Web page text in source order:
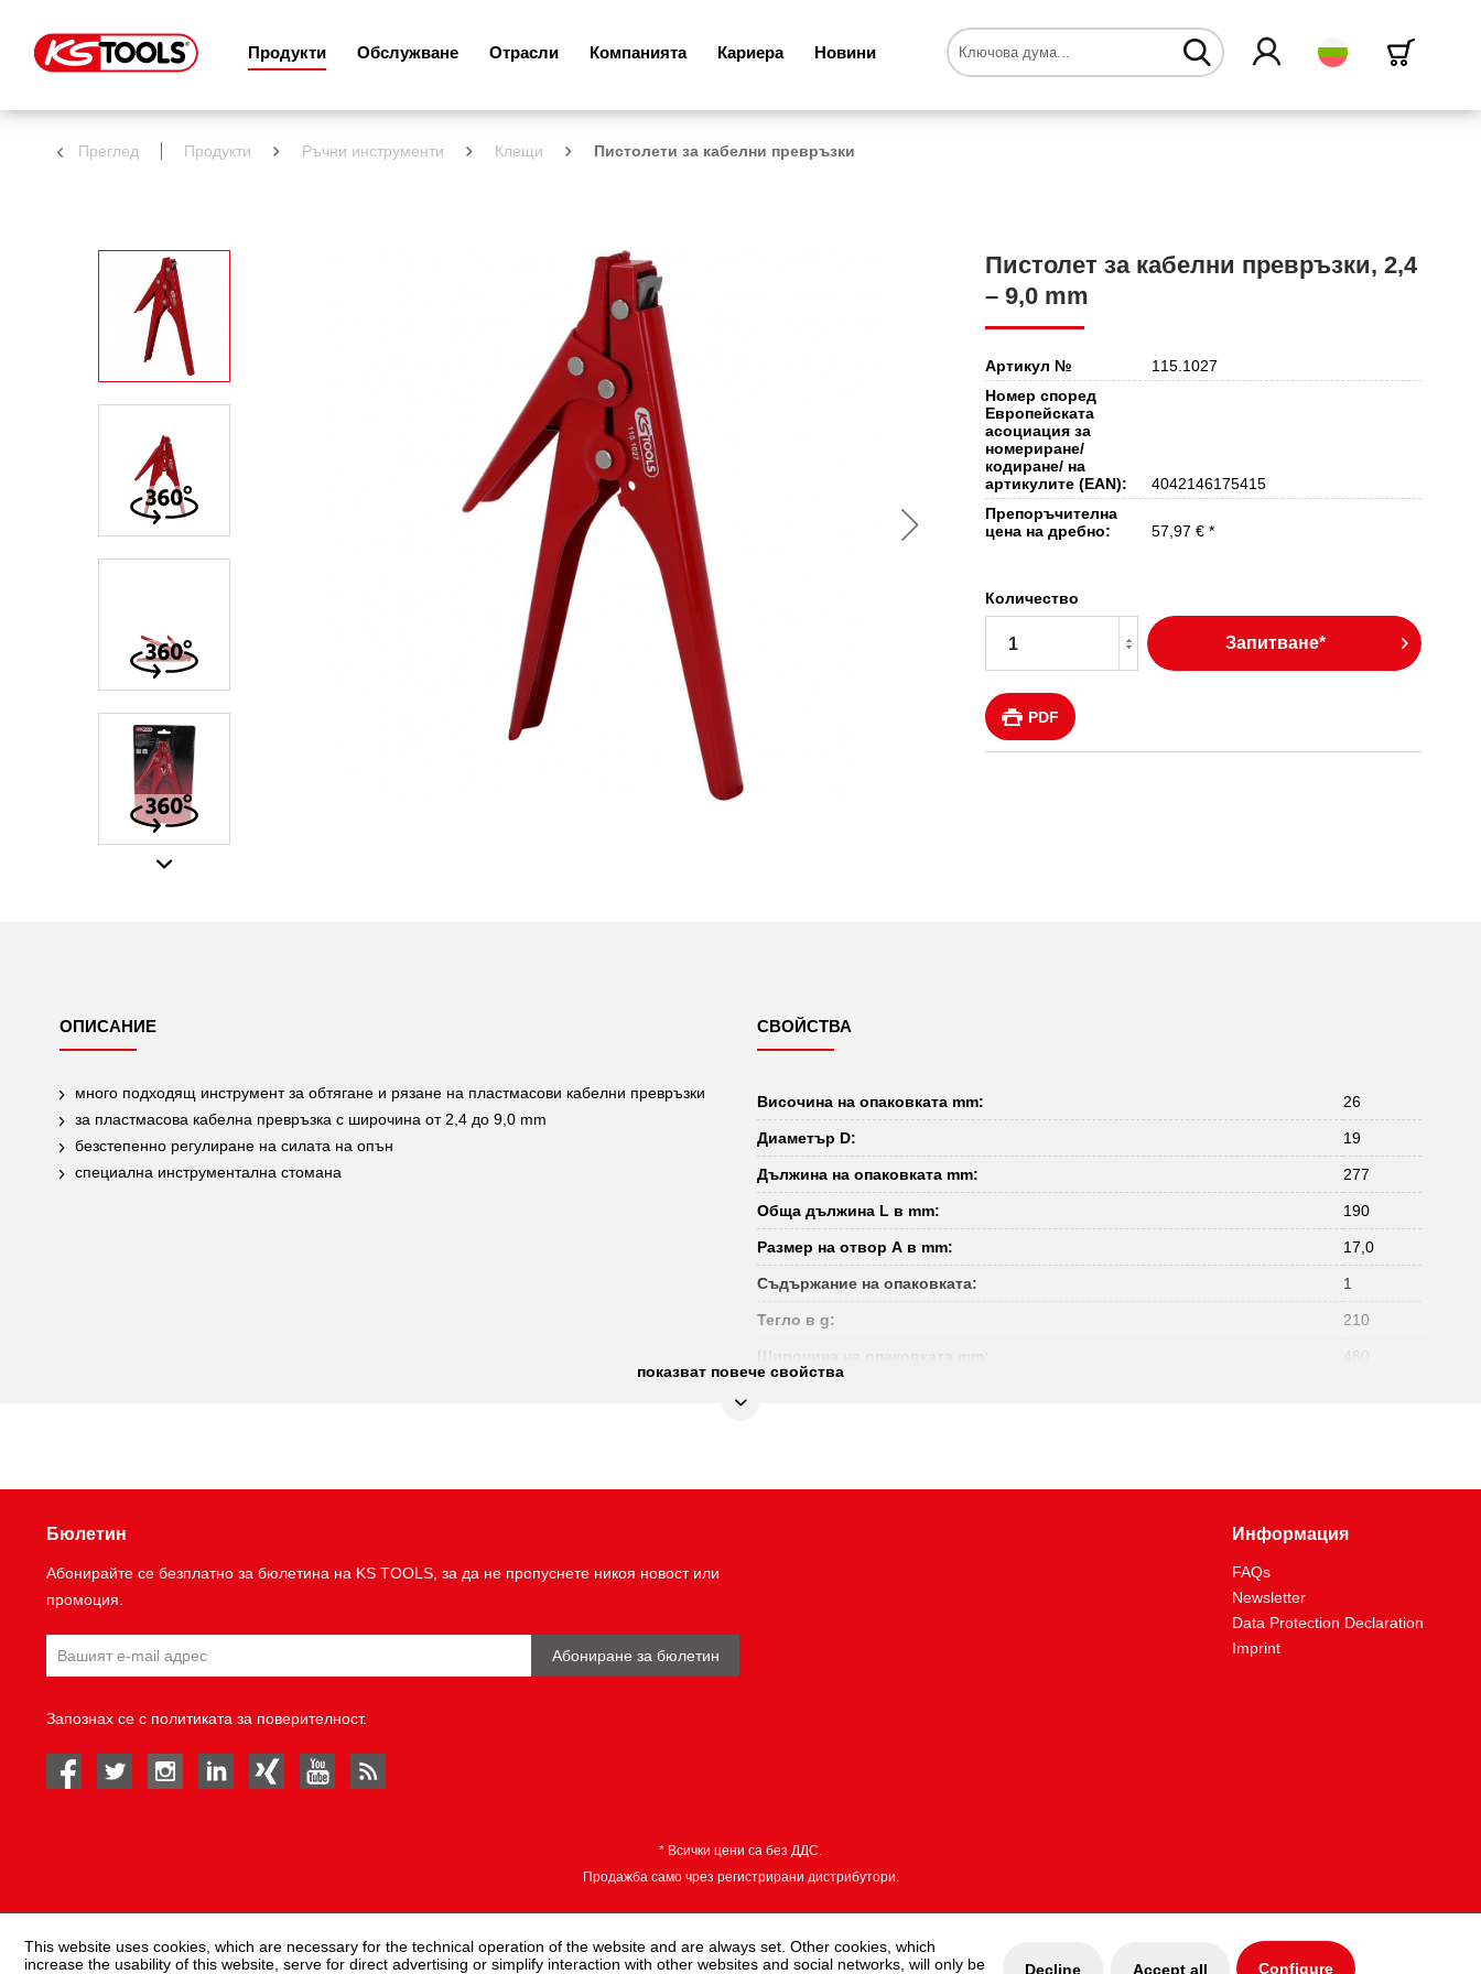
Продукти Обслужване Отрасли Компанията Кариера Новини български
Преглед Продукти Ръчни инструменти Клещи Пистолети за кабелни превръзки
Пистолет за кабелни превръзки, 2,4
– 9,0 mm
Артикул №
115.1027
Номер според
Европейската
асоциация за
номериране/
кодиране/ на
артикулите (EAN):
4042146175415
Препоръчителна
цена на дребно:
57,97 € *
Количество
Запитване*
PDF
ОПИСАНИЕ
много подходящ инструмент за обтягане и рязане на пластмасови кабелни превръзки
за пластмасова кабелна превръзка с широчина от 2,4 до 9,0 mm
безстепенно регулиране на силата на опън
специална инструментална стомана
СВОЙСТВА
Височина на опаковката mm: 26
Диаметър D: 19
Дължина на опаковката mm: 277
Обща дължина L в mm: 190
Размер на отвор А в mm: 17,0
Съдържание на опаковката: 1
Тегло в g: 210
Широчина на опаковката mm:
480
показват повече свойства
Бюлетин
Абонирайте се безплатно за бюлетина на KS TOOLS, за да не пропуснете никоя новост или
промоция.
Абониране за бюлетин
Запознах се с политиката за поверителност.
facebook twitter instagramlinked in Xing youtube
Информация
FAQs
Newsletter
Data Protection Declaration
Imprint
* Всички цени са без ДДС.
Продажба само чрез регистрирани дистрибутори.
This website uses cookies, which are necessary for the technical operation of the website and are always set. Other cookies, which
increase the usability of this website, serve for direct advertising or simplify interaction with other websites and social networks, will only be
Decline Accept all Configure